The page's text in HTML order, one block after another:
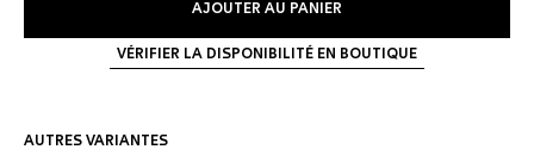
AJOUTER AU PANIER
VÉRIFIER LA DISPONIBILITÉ EN BOUTIQUE
AUTRES VARIANTES